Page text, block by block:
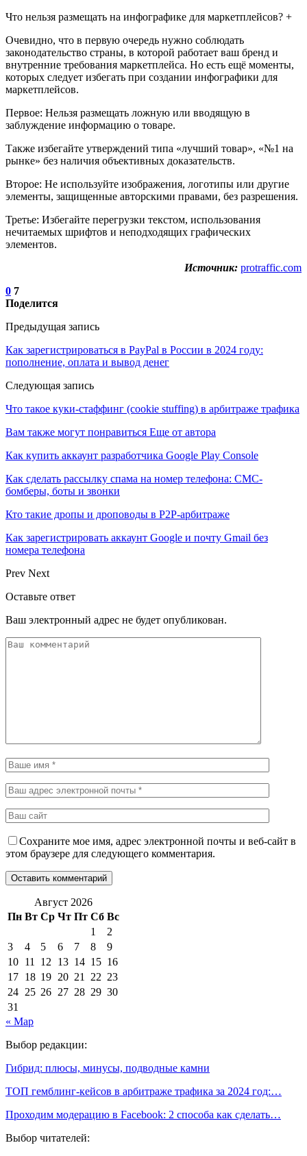
Что нельзя размещать на инфографике для маркетплейсов? +
Очевидно, что в первую очередь нужно соблюдать
законодательство страны, в которой работает ваш бренд и
внутренние требования маркетплейса. Но есть ещё моменты,
которых следует избегать при создании инфографики для
маркетплейсов.
Первое: Нельзя размещать ложную или вводящую в
заблуждение информацию о товаре.
Также избегайте утверждений типа «лучший товар», «№1 на
рынке» без наличия объективных доказательств.
Второе: Не используйте изображения, логотипы или другие
элементы, защищенные авторскими правами, без разрешения.
Третье: Избегайте перегрузки текстом, использования
нечитаемых шрифтов и неподходящих графических
элементов.
Источник: protraffic.com
0 7
Поделится
Предыдущая запись
Как зарегистрироваться в PayPal в России в 2024 году:
пополнение, оплата и вывод денег
Следующая запись
Что такое куки-стаффинг (cookie stuffing) в арбитраже трафика
Вам также могут понравиться Еще от автора
Как купить аккаунт разработчика Google Play Console
Как сделать рассылку спама на номер телефона: СМС-
бомберы, боты и звонки
Кто такие дропы и дроповоды в P2P-арбитраже
Как зарегистрировать аккаунт Google и почту Gmail без
номера телефона
Prev Next
Оставьте ответ
Ваш электронный адрес не будет опубликован.
Сохраните мое имя, адрес электронной почты и веб-сайт в
этом браузере для следующего комментария.
Август 2026
Пн Вт Ср Чт Пт Сб Вс
1
2
3
4 5 6 7 8
9
10 11 12 13 14 15 16
17 18 19 20 21 22 23
24 25 26 27 28 29 30
31
« Мар
Выбор редакции:
Гибрид: плюсы, минусы, подводные камни
ТОП гемблинг-кейсов в арбитраже трафика за 2024 год:…
Проходим модерацию в Facebook: 2 способа как сделать…
Выбор читателей: